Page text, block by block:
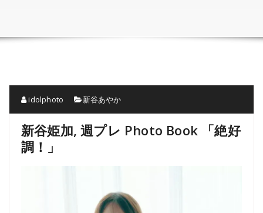
idolphoto 新谷あやか
新谷姫加, 週プレ Photo Book 「絶好
調！」